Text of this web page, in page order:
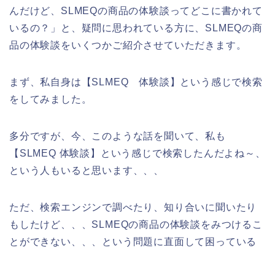
んだけど、SLMEQの商品の体験談ってどこに書かれて
いるの？」と、疑問に思われている方に、SLMEQの商
品の体験談をいくつかご紹介させていただきます。
まず、私自身は【SLMEQ 体験談】という感じで検索
をしてみました。
多分ですが、今、このような話を聞いて、私も
【SLMEQ 体験談】という感じで検索したんだよね～、
という人もいると思います、、、
ただ、検索エンジンで調べたり、知り合いに聞いたり
もしたけど、、、SLMEQの商品の体験談をみつけるこ
とができない、、、という問題に直面して困っている